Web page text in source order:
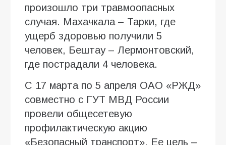
произошло три травмоопасных
случая. Махачкала – Тарки, где
ущерб здоровью получили 5
человек, Бештау – Лермонтовский,
где пострадали 4 человека.
С 17 марта по 5 апреля ОАО «РЖД»
совместно с ГУТ МВД России
провели общесетевую
профилактическую акцию
«Безопасный транспорт». Ее цель –